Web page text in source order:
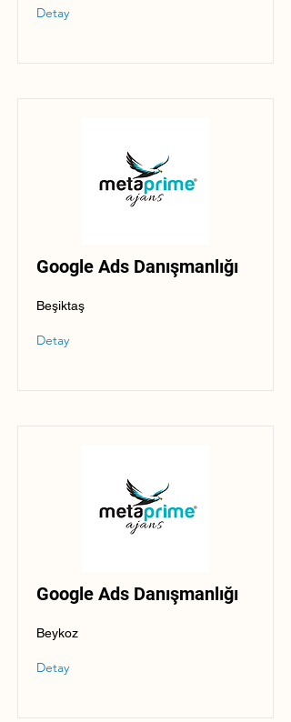
Detay
Google Ads Danışmanlığı
Beşiktaş
Detay
Google Ads Danışmanlığı
Beykoz
Detay